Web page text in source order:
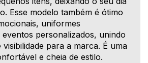
Esse modelo também é ótimo
uniformes
personalizados, unindo
para a marca. É uma
e cheia de estilo.